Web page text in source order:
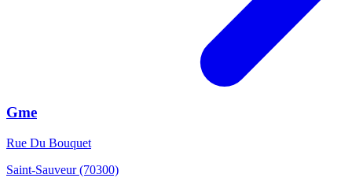
Gme
Rue Du Bouquet
Saint-Sauveur (70300)